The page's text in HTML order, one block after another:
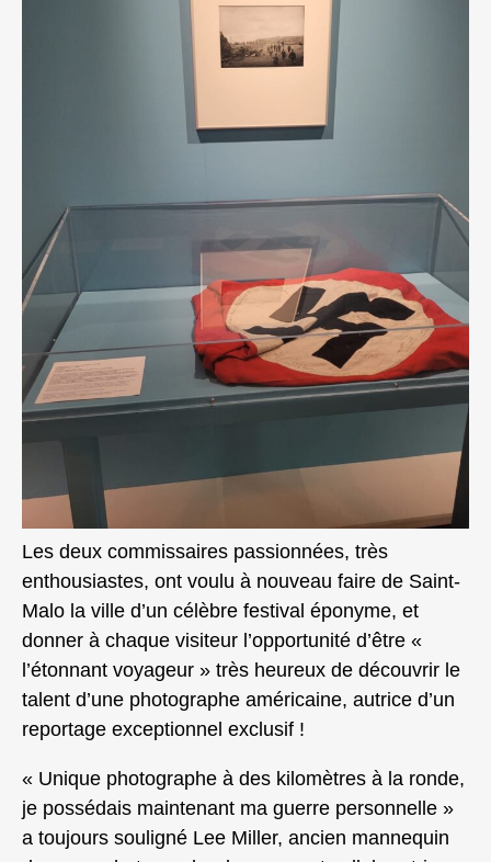
Les deux commissaires passionnées, très
enthousiastes, ont voulu à nouveau faire de Saint-
Malo la ville d’un célèbre festival éponyme, et
donner à chaque visiteur l’opportunité d’être «
l’étonnant voyageur » très heureux de découvrir le
talent d’une photographe américaine, autrice d’un
reportage exceptionnel exclusif !
« Unique photographe à des kilomètres à la ronde,
je possédais maintenant ma guerre personnelle »
a toujours souligné Lee Miller, ancien mannequin